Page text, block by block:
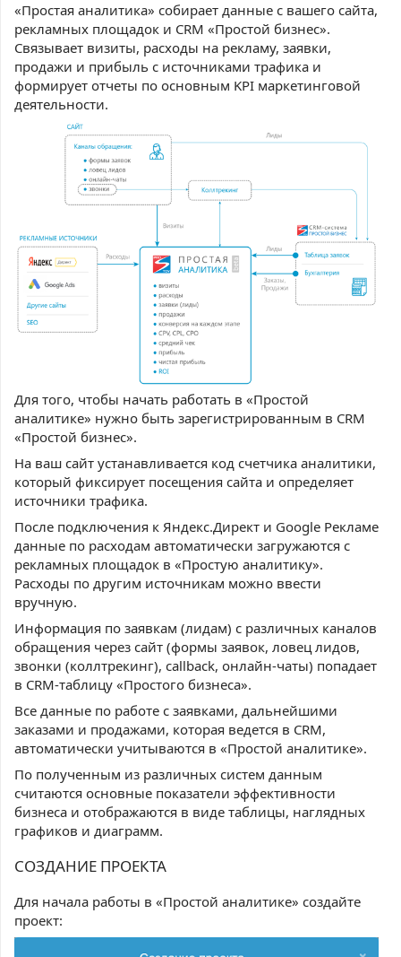
«Простая аналитика» собирает данные с вашего сайта,
рекламных площадок и CRM «Простой бизнес».
Связывает визиты, расходы на рекламу, заявки,
продажи и прибыль с источниками трафика и
формирует отчеты по основным KPI маркетинговой
деятельности.
Для того, чтобы начать работать в «Простой
аналитике» нужно быть зарегистрированным в CRM
«Простой бизнес».
На ваш сайт устанавливается код счетчика аналитики,
который фиксирует посещения сайта и определяет
источники трафика.
После подключения к Яндекс.Директ и Google Рекламе
данные по расходам автоматически загружаются с
рекламных площадок в «Простую аналитику».
Расходы по другим источникам можно ввести
вручную.
Информация по заявкам (лидам) с различных каналов
обращения через сайт (формы заявок, ловец лидов,
звонки (коллтрекинг), callback, онлайн-чаты) попадает
в СRM-таблицу «Простого бизнеса».
Все данные по работе с заявками, дальнейшими
заказами и продажами, которая ведется в CRM,
автоматически учитываются в «Простой аналитике».
По полученным из различных систем данным
считаются основные показатели эффективности
бизнеса и отображаются в виде таблицы, наглядных
графиков и диаграмм.
СОЗДАНИЕ ПРОЕКТА
Для начала работы в «Простой аналитике» создайте
проект: